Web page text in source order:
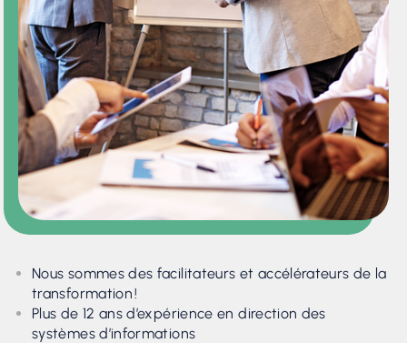
Nous sommes des facilitateurs et accélérateurs de la
transformation !
Plus de 12 ans d’expérience en direction des
systèmes d’informations